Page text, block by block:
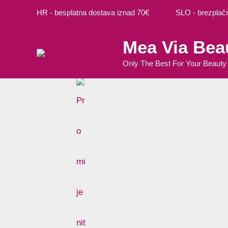
HR - besplatna dostava iznad 70€ SLO -
Mea Via
Only The Best For Your Beauty
više
varijanti.
Opcije
više
varijanti.
Opcije